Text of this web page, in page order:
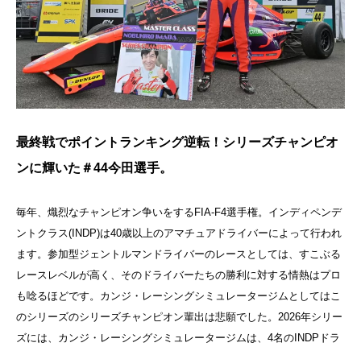
最終戦でポイントランキング逆転！シリーズチャンピオ
ンに輝いた＃44今田選手。
毎年、熾烈なチャンピオン争いをするFIA-F4選手権。インディペンデ
ントクラス(INDP)は40歳以上のアマチュアドライバーによって行われ
ます。参加型ジェントルマンドライバーのレースとしては、すこぶる
レースレベルが高く、そのドライバーたちの勝利に対する情熱はプロ
も唸るほどです。カンジ・レーシングシミュレータージムとしてはこ
のシリーズのシリーズチャンピオン輩出は悲願でした。2026年シリー
ズには、カンジ・レーシングシミュレータージムは、4名のINDPドラ